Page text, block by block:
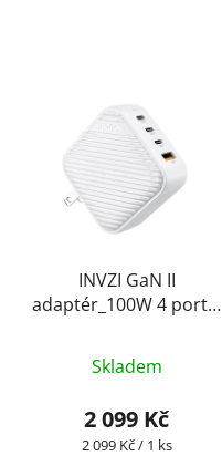
INVZI GaN II
adaptér_100W 4 porty,
Skladem
2 099 Kč
Měrná
2 099 Kč / 1 ks